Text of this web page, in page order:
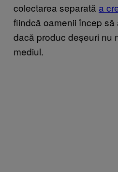
colectarea separată a
fiindcă oamenii încep să
dacă produc deșeuri nu
mediul.